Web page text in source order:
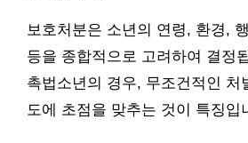
보호처분은 소년의 연령, 환경,
등을 종합적으로 고려하여 결정
촉법소년의 경우, 무조건적인 처
도에 초점을 맞추는 것이 특징입